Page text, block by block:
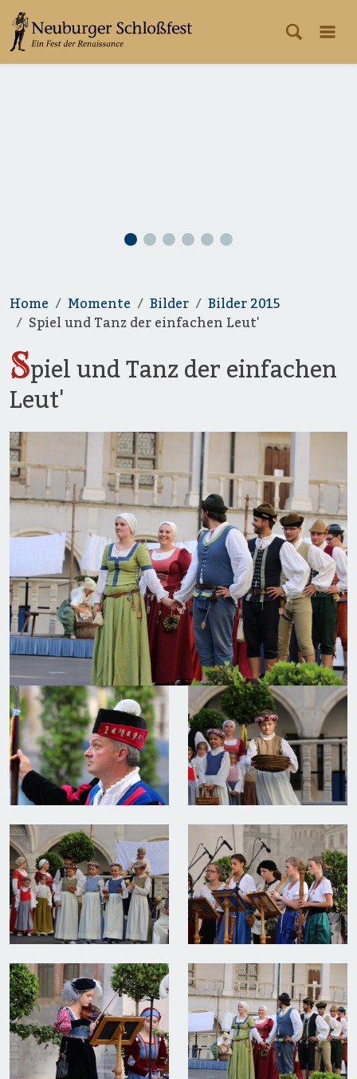
Home Momente Bilder
Bilder 2015
Spiel und Tanz der einfachen Leut'
Spiel und Tanz der einfachen
Leut'